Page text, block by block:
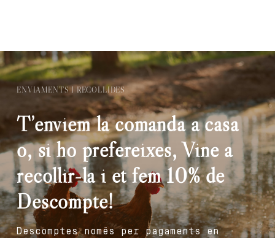
ENVIAMENTS I RECOLLIDES
T’enviem la comanda a casa
o, si ho prefereixes, Vine a
recollir-la i et fem 10% de
Descompte!
Descomptes només per pagaments en